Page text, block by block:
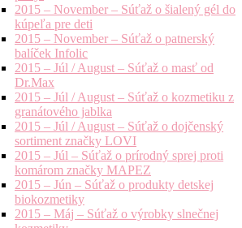
2015 – November – Súťaž o šialený gél do
kúpeľa pre deti
2015 – November – Súťaž o patnerský
balíček Infolic
2015 – Júl / August – Súťaž o masť od
Dr.Max
2015 – Júl / August – Súťaž o kozmetiku z
granátového jablka
2015 – Júl / August – Súťaž o dojčenský
sortiment značky LOVI
2015 – Júl – Súťaž o prírodný sprej proti
komárom značky MAPEZ
2015 – Jún – Súťaž o produkty detskej
biokozmetiky
2015 – Máj – Súťaž o výrobky slnečnej